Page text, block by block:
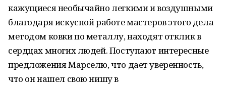
кажущиеся необычайно легкими и воздушными
благодаря искусной работе мастеров этого дела
методом ковки по металлу, находят отклик в
сердцах многих людей. Поступают интересные
предложения Марселю, что дает уверенность,
что он нашел свою нишу в